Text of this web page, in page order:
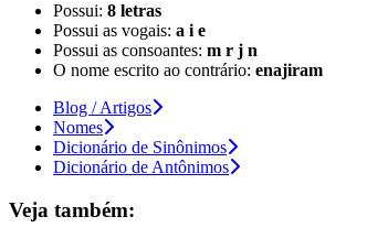
Possui: 8 letras
Possui as vogais: a i e
Possui as consoantes: m r j n
O nome escrito ao contrário: enajiram
Blog / Artigos
Nomes
Dicionário de Sinônimos
Dicionário de Antônimos
Veja também: